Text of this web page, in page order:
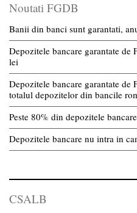
Noutati FGDB
Banii din banci sunt garantati,
Depozitele bancare garantate
lei
Depozitele bancare garantate
totalul depozitelor din bancile
Peste 80% din depozitele
Depozitele bancare nu intra in
CSALB